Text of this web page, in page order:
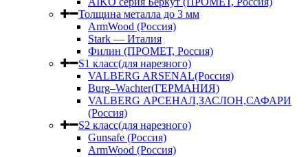
Толщина металла до 3 мм
ArmWood (Россия)
Stark — Италия
Филин (ПРОМЕТ, Россия)
S1 класс(для нарезного)
VALBERG ARSENAL(Россия)
Burg–Wachter(ГЕРМАНИЯ)
VALBERG АРСЕНАЛ,ЗАСЛОН,САФАРИ
(Россия)
S2 класс(для нарезного)
Gunsafe (Россия)
ArmWood (Россия)